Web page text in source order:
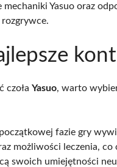
mechaniki Yasuo oraz
czoła Yasuo, warto
fazie gry
możliwości leczenia, co
swoich umiejętności